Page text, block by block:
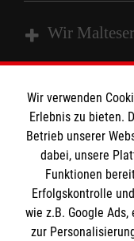
Wir Malteser
Angebote und
Unsere Kurse
Mitarbeiten
Wir Malteser
Kontakt
Pressestelle
Malteser
Wir verwenden
Erlebnis zu bieten.
Betrieb unserer
dabei, unsere
Funktionen
Erfolgskontrolle
wie z.B. Google
zur